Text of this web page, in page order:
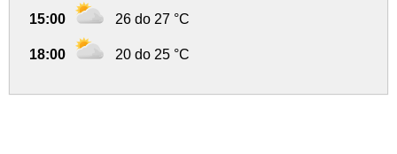
15:00 26 do 27 °C
18:00 20 do 25 °C